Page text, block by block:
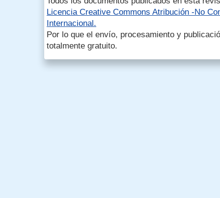
Licencia Creative Commons Atribución -No
Internacional.
Por lo que el envío, procesamiento y
totalmente gratuito.